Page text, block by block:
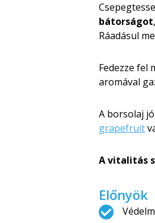
bátorságot
Ráadásul
Fedezze fel
aromával
A borsolaj
grapefruit
A vitalitás
Előnyök